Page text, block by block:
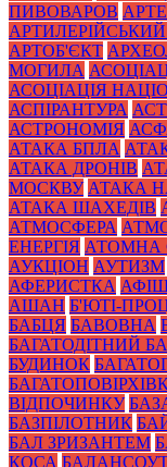
ПИВОВАРОВ
АРТИЛЕРІЙСЬКИЙ
АРТОБ'ЄКТ
МОГИЛА
АСОЦІАЦІЯ
АСПІРАНТУРА
АСТРОНОМІЯ
АТАКА БПЛА
АТАКА ДРОНІВ
МОСКВУ АТАКА
АТАКА ШАХЕДІВ
АТМОСФЕРА
ЕНЕРГІЯ АТОМНА
АУКЦІОН АУТИЗМ
АФЕРИСТКА
АШАН Б'ЮТІ-
БАБЦЯ БАВОВНА
БАГАТОДІТНИЙ
БУДИНОК
ВІДПОЧИНКУ
БАЗПІЛОТНИК
БАЛ ЗРИЗАНТЕМ
КОСА